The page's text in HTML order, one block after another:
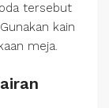
tersebut
kain
meja.